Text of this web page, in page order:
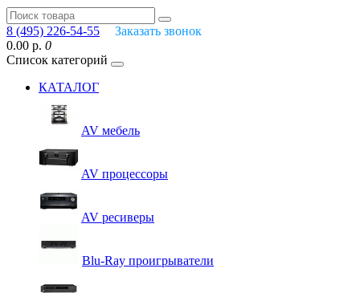
8 (495) 226-54-55
Заказать звонок
0.00 р. 0
Список категорий
КАТАЛОГ
AV мебель
AV процессоры
AV ресиверы
Blu-Ray проигрыватели